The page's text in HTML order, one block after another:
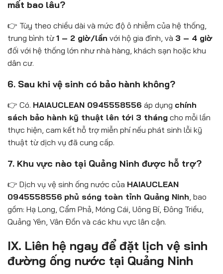
mất bao lâu?
👉 Tùy theo chiều dài và mức độ ô nhiễm của hệ thống,
trung bình từ 1 – 2 giờ/lần với hộ gia đình, và 3 – 4 giờ
đối với hệ thống lớn như nhà hàng, khách sạn hoặc khu
dân cư.
6. Sau khi vệ sinh có bảo hành không?
👉 Có. HAIAUCLEAN 0945558556 áp dụng chính
sách bảo hành kỹ thuật lên tới 3 tháng cho mỗi lần
thực hiện, cam kết hỗ trợ miễn phí nếu phát sinh lỗi kỹ
thuật từ dịch vụ đã cung cấp.
7. Khu vực nào tại Quảng Ninh được hỗ trợ?
👉 Dịch vụ vệ sinh ống nước của HAIAUCLEAN
0945558556 phủ sóng toàn tỉnh Quảng Ninh, bao
gồm: Hạ Long, Cẩm Phả, Móng Cái, Uông Bí, Đông Triều,
Quảng Yên, Vân Đồn và các khu vực lân cận.
IX. Liên hệ ngay để đặt lịch vệ sinh
đường ống nước tại Quảng Ninh